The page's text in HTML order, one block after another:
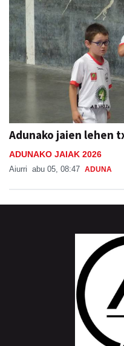
Adunako jaien
ADUNAKO JAIAK 2026
abu 05, 08:47